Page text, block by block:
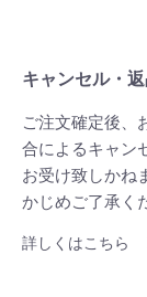
キャンセル・
ご注文確定後、
合によるキャン
お受け致しかね
かじめご了承く
詳しくはこちら